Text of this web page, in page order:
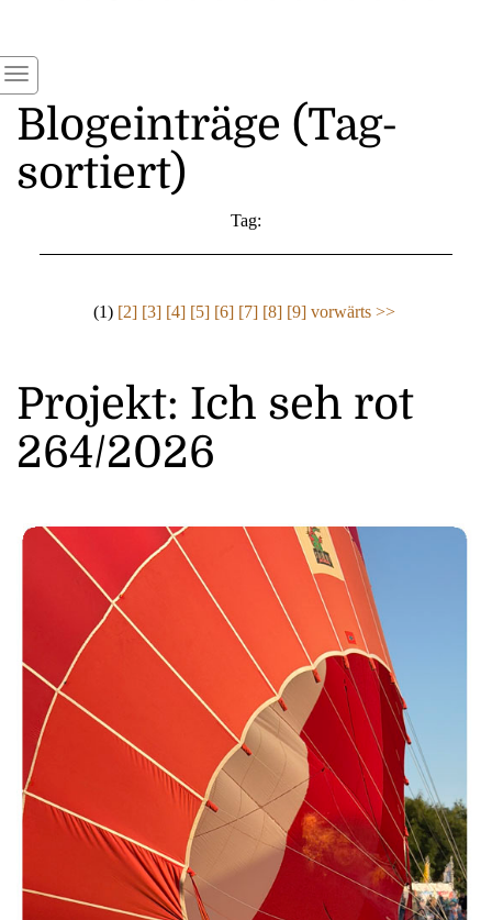
Blogeinträge (Tag-
sortiert)
Tag:
(1) [2] [3] [4] [5] [6] [7] [8] [9] vorwärts >>
Projekt: Ich seh rot
264/2026